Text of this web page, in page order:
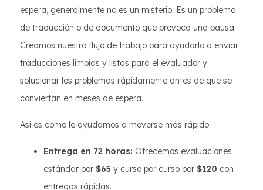
espera, generalmente no es un misterio. Es un problema
de traducción o de documento que provoca una pausa.
Creamos nuestro flujo de trabajo para ayudarlo a enviar
traducciones limpias y listas para el evaluador y
solucionar los problemas rápidamente antes de que se
conviertan en meses de espera.
Así es como le ayudamos a moverse más rápido:
Entrega en 72 horas: Ofrecemos evaluaciones
estándar por $65 y curso por curso por $120 con
entregas rápidas.